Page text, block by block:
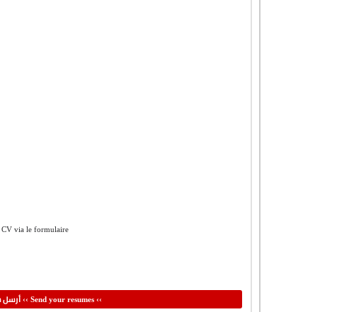
CV via le formulaire
أرسل‹‹ Send your resumes ‹‹